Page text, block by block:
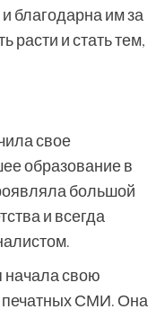
благодарна им за
расти и стать тем,
свое
образование в
большой
и всегда
начала свою
печатных СМИ. Она